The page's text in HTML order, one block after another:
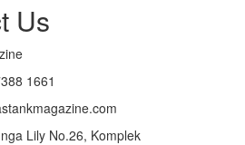
Us
1661
Lily No.26, Komplek